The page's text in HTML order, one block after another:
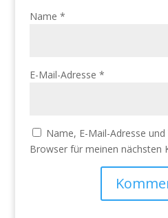
Name *
E-Mail-Adresse *
Name, E-Mail-Adresse
Browser für meinen nächsten